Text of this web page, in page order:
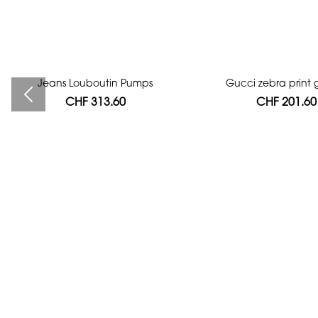
Bag authentication
CHF 112.00
Jeans Louboutin Pumps
CHF 313.60
Gucci zebra print
CHF 201.60